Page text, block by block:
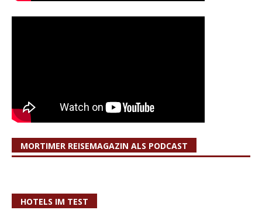
MORTIMER REISEMAGAZIN ALS PODCAST
HOTELS IM TEST